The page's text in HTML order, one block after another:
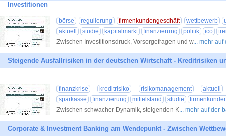
Investitionen
börse regulierung firmenkundengeschäft wettbewerb
aktuell
studie kapitalmarkt finanzierung politik ico
Zwischen Investitionsdruck, Vorsorgefragen und w... mehr auf
Steigende Ausfallrisiken in der deutschen Wirtschaft - Kreditrisiken
finanzkrise kreditrisiko risikomanagement
aktuell
sparkasse
finanzierung mittelstand studie
Zwischen schwacher Dynamik, steigenden K... mehr auf der-
Corporate & Investment Banking am Wendepunkt - Zwischen